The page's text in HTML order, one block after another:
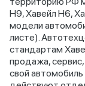
H9, Хавейл H6,
модели
листе).
стандартам
продажа,
свой